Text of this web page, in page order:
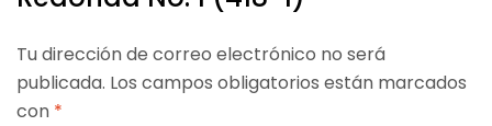
Tu dirección de correo electrónico no será
publicada. Los campos obligatorios están marcados
con *